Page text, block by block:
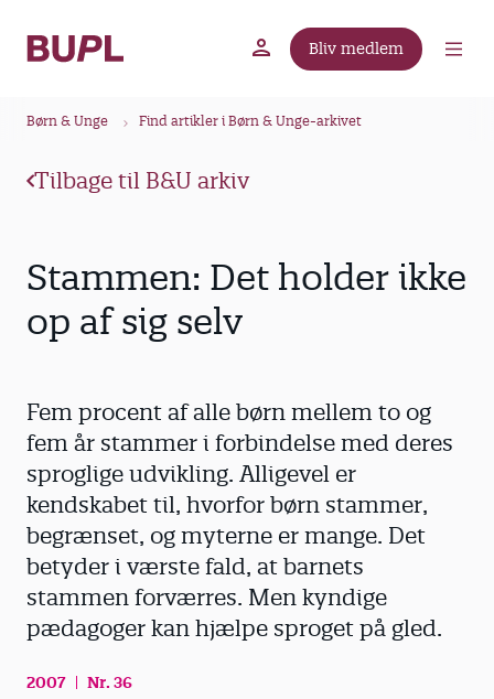
Bliv medlem
Børn & Unge Find artikler i Børn & Unge-arkivet
Tilbage til B&U arkiv
Stammen: Det holder ikke
op af sig selv
Fem procent af alle børn mellem to og
fem år stammer i forbindelse med deres
sproglige udvikling. Alligevel er
kendskabet til, hvorfor børn stammer,
begrænset, og myterne er mange. Det
betyder i værste fald, at barnets
stammen forværres. Men kyndige
pædagoger kan hjælpe sproget på gled.
2007
Nr. 36